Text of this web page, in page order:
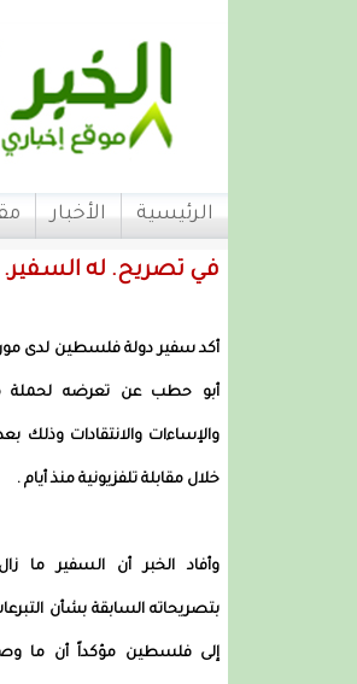
الرئيسية الأخبار
في تصريح. له
أكد سفير دولة فلسطين لدى
أبو حطب عن تعرضه لحملة
والإساءات والانتقادات وذلك
خلال مقابلة تلفزيونية منذ أيام .
وأفاد الخبر أن السفير ما
بتصريحاته السابقة بشأن
إلى فلسطين مؤكداً أن ما